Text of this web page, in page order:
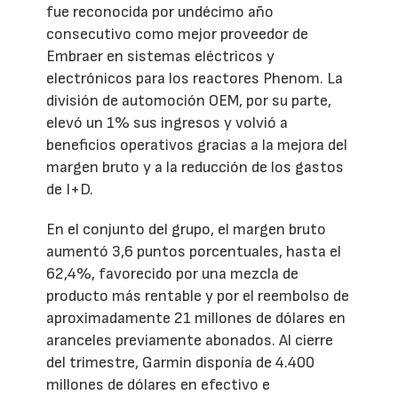
fue reconocida por undécimo año
consecutivo como mejor proveedor de
Embraer en sistemas eléctricos y
electrónicos para los reactores Phenom. La
división de automoción OEM, por su parte,
elevó un 1% sus ingresos y volvió a
beneficios operativos gracias a la mejora del
margen bruto y a la reducción de los gastos
de I+D.
En el conjunto del grupo, el margen bruto
aumentó 3,6 puntos porcentuales, hasta el
62,4%, favorecido por una mezcla de
producto más rentable y por el reembolso de
aproximadamente 21 millones de dólares en
aranceles previamente abonados. Al cierre
del trimestre, Garmin disponía de 4.400
millones de dólares en efectivo e